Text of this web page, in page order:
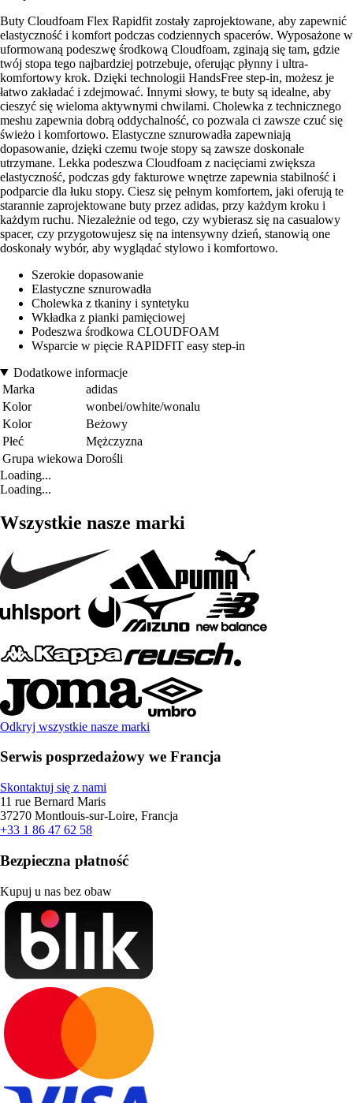
Buty Cloudfoam Flex Rapidfit zostały zaprojektowane, aby zapewnić
elastyczność i komfort podczas codziennych spacerów. Wyposażone w
uformowaną podeszwę środkową Cloudfoam, zginają się tam, gdzie
twój stopa tego najbardziej potrzebuje, oferując płynny i ultra-
komfortowy krok. Dzięki technologii HandsFree step-in, możesz je
łatwo zakładać i zdejmować. Innymi słowy, te buty są idealne, aby
cieszyć się wieloma aktywnymi chwilami. Cholewka z technicznego
meshu zapewnia dobrą oddychalność, co pozwala ci zawsze czuć się
świeżo i komfortowo. Elastyczne sznurowadła zapewniają
dopasowanie, dzięki czemu twoje stopy są zawsze doskonale
utrzymane. Lekka podeszwa Cloudfoam z nacięciami zwiększa
elastyczność, podczas gdy fakturowe wnętrze zapewnia stabilność i
podparcie dla łuku stopy. Ciesz się pełnym komfortem, jaki oferują te
starannie zaprojektowane buty przez adidas, przy każdym kroku i
każdym ruchu. Niezależnie od tego, czy wybierasz się na casualowy
spacer, czy przygotowujesz się na intensywny dzień, stanowią one
doskonały wybór, aby wyglądać stylowo i komfortowo.
Szerokie dopasowanie
Elastyczne sznurowadła
Cholewka z tkaniny i syntetyku
Wkładka z pianki pamięciowej
Podeszwa środkowa CLOUDFOAM
Wsparcie w pięcie RAPIDFIT easy step-in
Dodatkowe informacje
Marka
adidas
Kolor
wonbei/owhite/wonalu
Kolor
Beżowy
Płeć
Mężczyzna
Grupa wiekowa Dorośli
Loading...
Loading...
Wszystkie nasze marki
Odkryj wszystkie nasze marki
Serwis posprzedażowy we Francja
Skontaktuj się z nami
11 rue Bernard Maris
37270 Montlouis-sur-Loire, Francja
+33 1 86 47 62 58
Bezpieczna płatność
Kupuj u nas bez obaw